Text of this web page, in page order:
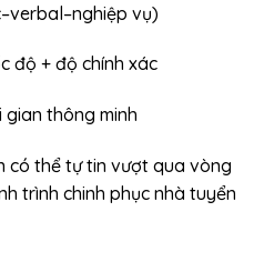
vụ)
độ + độ chính xác
thông minh
có thể tự tin vượt qua vòng
trình chinh phục nhà tuyển